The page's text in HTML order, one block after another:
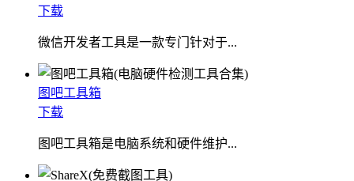
下载
微信开发者工具是一款专门针对于...
图吧工具箱
下载
图吧工具箱是电脑系统和硬件维护...